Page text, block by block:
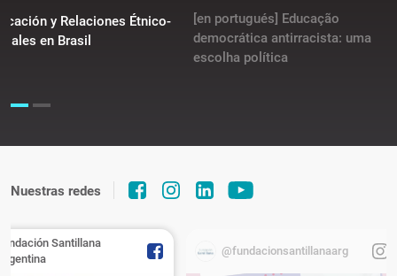
y Relaciones Étnico-
en Brasil
[en portugués] Educação
democrática antirracista: uma
escolha política
Nuestras redes
Santillana
@fundacionsantillanaarg